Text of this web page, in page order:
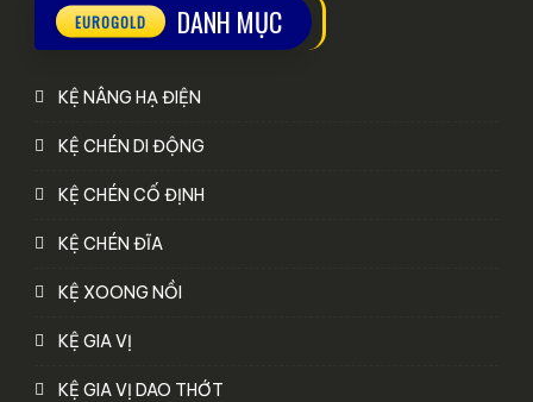
DANH MỤC
KỆ NÂNG HẠ ĐIỆN
KỆ CHÉN DI ĐỘNG
KỆ CHÉN CỐ ĐỊNH
KỆ CHÉN ĐĨA
KỆ XOONG NỒI
KỆ GIA VỊ
KỆ GIA VỊ DAO THỚT